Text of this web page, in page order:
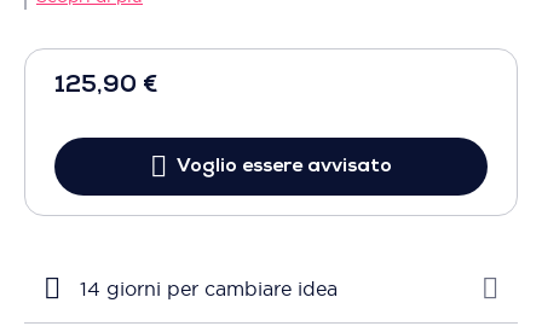
125,90 €
Voglio essere avvisato
14 giorni per cambiare idea